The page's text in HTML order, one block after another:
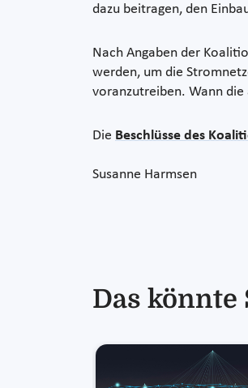
dazu beitragen, den
Nach Angaben der
werden, um die
voranzutreiben. Wann
Die Beschlüsse des
Susanne Harmsen
Das könnte